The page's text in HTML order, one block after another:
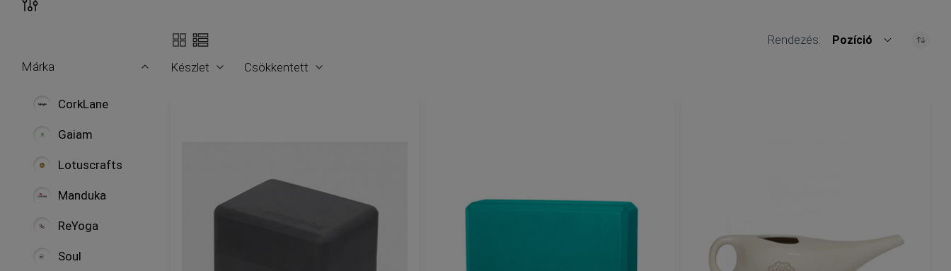
Készlet Csökkentett
Nézet Rendezés Pozíció
Márka
CorkLane
Gaiam
Lotuscrafts
Manduka
ReYoga
Soul